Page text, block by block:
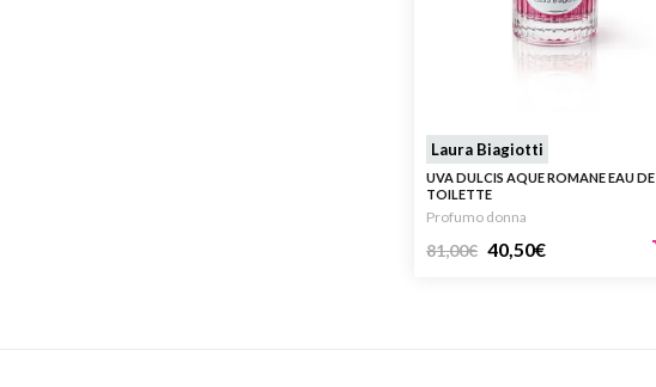
Laura Biagiotti
UVA DULCIS AQUE ROMANE EAU DE
TOILETTE
Profumo donna
81,00€ 40,50€